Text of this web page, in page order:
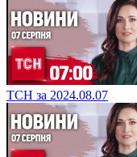
ТСН за 2024.08.07